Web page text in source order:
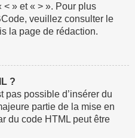
» et « > ». Pour plus
veuillez consulter le
la page de rédaction.
?
pas possible d’insérer du
partie de la mise en
du code HTML peut être